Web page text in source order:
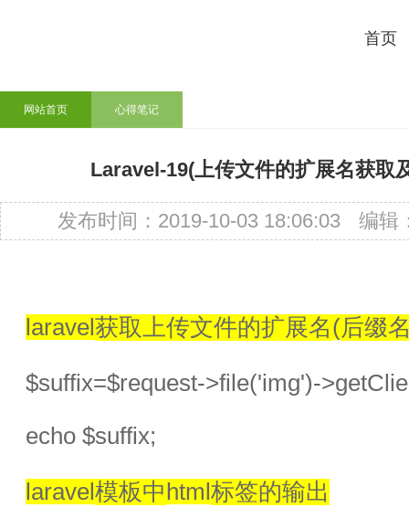
首页
网站首页 心得笔记
Laravel-19(上传文件的扩展名获取
发布时间：2019-10-03 18:06:03 编辑
laravel 获取上传文件的扩展名(后缀
$suffix=$request->file('img')-
echo $suffix;
laravel 模板中 html 标签的输出